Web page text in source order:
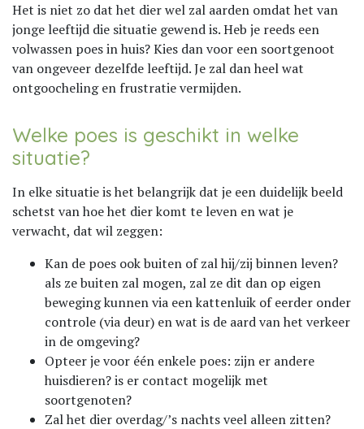
Het is niet zo dat het dier wel zal aarden omdat het van
jonge leeftijd die situatie gewend is. Heb je reeds een
volwassen poes in huis? Kies dan voor een soortgenoot
van ongeveer dezelfde leeftijd. Je zal dan heel wat
ontgoocheling en frustratie vermijden.
Welke poes is geschikt in welke
situatie?
In elke situatie is het belangrijk dat je een duidelijk beeld
schetst van hoe het dier komt te leven en wat je
verwacht, dat wil zeggen:
Kan de poes ook buiten of zal hij/zij binnen leven?
als ze buiten zal mogen, zal ze dit dan op eigen
beweging kunnen via een kattenluik of eerder onder
controle (via deur) en wat is de aard van het verkeer
in de omgeving?
Opteer je voor één enkele poes: zijn er andere
huisdieren? is er contact mogelijk met
soortgenoten?
Zal het dier overdag/’s nachts veel alleen zitten?